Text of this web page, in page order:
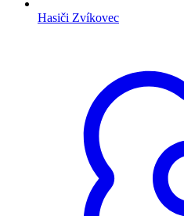
Hasiči Zvíkovec